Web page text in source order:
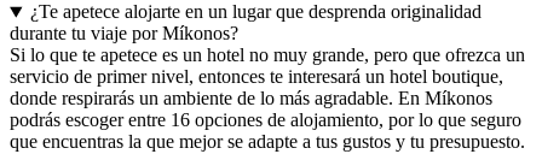
¿Te apetece alojarte en un lugar que desprenda originalidad
durante tu viaje por Míkonos?
Si lo que te apetece es un hotel no muy grande, pero que ofrezca un
servicio de primer nivel, entonces te interesará un hotel boutique,
donde respirarás un ambiente de lo más agradable. En Míkonos
podrás escoger entre 16 opciones de alojamiento, por lo que seguro
que encuentras la que mejor se adapte a tus gustos y tu presupuesto.